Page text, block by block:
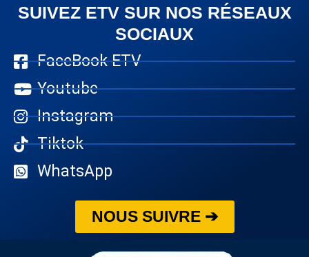
SUIVEZ ETV SUR NOS RÉSEAUX
SOCIAUX
FaceBook ETV
Youtube
Instagram
Tiktok
WhatsApp
NOUS SUIVRE ➔